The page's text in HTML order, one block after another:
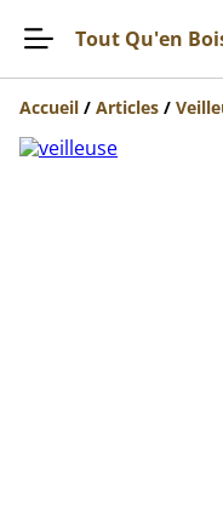
Tout Qu'en
Accueil / Articles /